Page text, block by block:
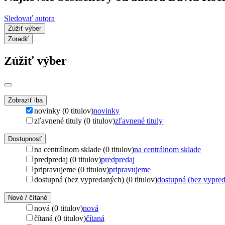
Sledovať autora
Zúžiť výber
Zoradiť
Zúžiť výber
Zobraziť iba
novinky (0 titulov)novinky
zľavnené tituly (0 titulov)zľavnené tituly
Dostupnosť
na centrálnom sklade (0 titulov)na centrálnom sklade
predpredaj (0 titulov)predpredaj
pripravujeme (0 titulov)pripravujeme
dostupná (bez vypredaných) (0 titulov)dostupná (bez
Nové / čítané
nová (0 titulov)nová
čítaná (0 titulov)čítaná